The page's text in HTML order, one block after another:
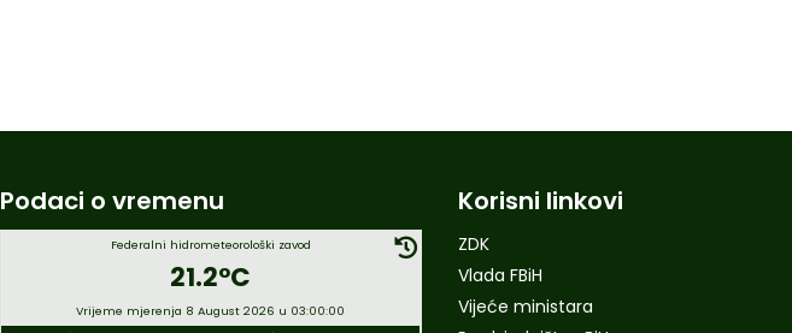
Podaci o vremenu
Federalni hidrometeorološki zavod
21.2°C
Vrijeme mjerenja 8 August 2026 u 03:00:00
Korisni linkovi
ZDK
Vlada FBiH
Vijeće ministara